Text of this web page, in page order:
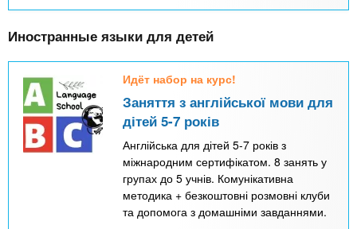
Иностранные языки для детей
Идёт набор на курс!
Заняття з англійської мови для
дітей 5-7 років
Англійська для дітей 5-7 років з
міжнародним сертифікатом. 8 занять у
групах до 5 учнів. Комунікативна
методика + безкоштовні розмовні клуби
та допомога з домашніми завданнями.